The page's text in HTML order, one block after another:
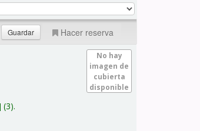
Hacer reserva
No hay
imagen de
cubierta
disponible
(3).